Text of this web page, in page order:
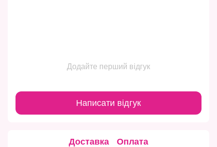
Додайте перший відгук
Написати відгук
Доставка Оплата